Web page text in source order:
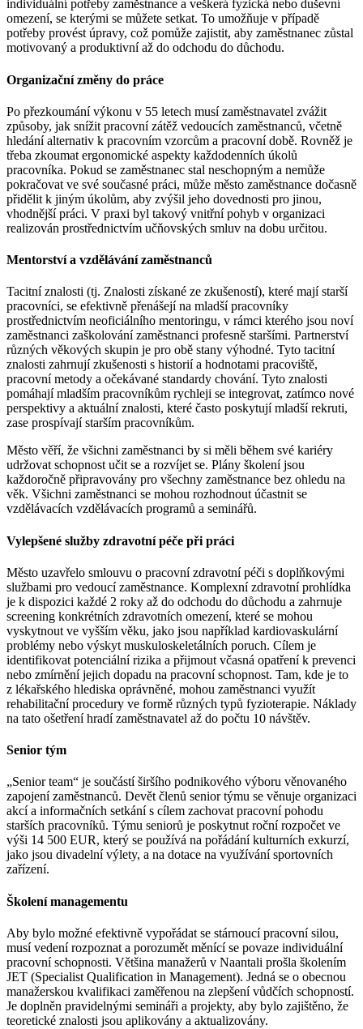
individuální potřeby zaměstnance a veškerá fyzická nebo duševní
omezení, se kterými se můžete setkat. To umožňuje v případě
potřeby provést úpravy, což pomůže zajistit, aby zaměstnanec zůstal
motivovaný a produktivní až do odchodu do důchodu.
Organizační změny do práce
Po přezkoumání výkonu v 55 letech musí zaměstnavatel zvážit
způsoby, jak snížit pracovní zátěž vedoucích zaměstnanců, včetně
hledání alternativ k pracovním vzorcům a pracovní době. Rovněž je
třeba zkoumat ergonomické aspekty každodenních úkolů
pracovníka. Pokud se zaměstnanec stal neschopným a nemůže
pokračovat ve své současné práci, může město zaměstnance dočasně
přidělit k jiným úkolům, aby zvýšil jeho dovednosti pro jinou,
vhodnější práci. V praxi byl takový vnitřní pohyb v organizaci
realizován prostřednictvím učňovských smluv na dobu určitou.
Mentorství a vzdělávání zaměstnanců
Tacitní znalosti (tj. Znalosti získané ze zkušeností), které mají starší
pracovníci, se efektivně přenášejí na mladší pracovníky
prostřednictvím neoficiálního mentoringu, v rámci kterého jsou noví
zaměstnanci zaškolování zaměstnanci profesně staršími. Partnerství
různých věkových skupin je pro obě stany výhodné. Tyto tacitní
znalosti zahrnují zkušenosti s historií a hodnotami pracoviště,
pracovní metody a očekávané standardy chování. Tyto znalosti
pomáhají mladším pracovníkům rychleji se integrovat, zatímco nové
perspektivy a aktuální znalosti, které často poskytují mladší rekruti,
zase prospívají starším pracovníkům.
Město věří, že všichni zaměstnanci by si měli během své kariéry
udržovat schopnost učit se a rozvíjet se. Plány školení jsou
každoročně připravovány pro všechny zaměstnance bez ohledu na
věk. Všichni zaměstnanci se mohou rozhodnout účastnit se
vzdělávacích vzdělávacích programů a seminářů.
Vylepšené služby zdravotní péče při práci
Město uzavřelo smlouvu o pracovní zdravotní péči s doplňkovými
službami pro vedoucí zaměstnance. Komplexní zdravotní prohlídka
je k dispozici každé 2 roky až do odchodu do důchodu a zahrnuje
screening konkrétních zdravotních omezení, které se mohou
vyskytnout ve vyšším věku, jako jsou například kardiovaskulární
problémy nebo výskyt muskuloskeletálních poruch. Cílem je
identifikovat potenciální rizika a přijmout včasná opatření k prevenci
nebo zmírnění jejich dopadu na pracovní schopnost. Tam, kde je to
z lékařského hlediska oprávněné, mohou zaměstnanci využít
rehabilitační procedury ve formě různých typů fyzioterapie. Náklady
na tato ošetření hradí zaměstnavatel až do počtu 10 návštěv.
Senior tým
„Senior team“ je součástí širšího podnikového výboru věnovaného
zapojení zaměstnanců. Devět členů senior týmu se věnuje organizaci
akcí a informačních setkání s cílem zachovat pracovní pohodu
starších pracovníků. Týmu seniorů je poskytnut roční rozpočet ve
výši 14 500 EUR, který se používá na pořádání kulturních exkurzí,
jako jsou divadelní výlety, a na dotace na využívání sportovních
zařízení.
Školení managementu
Aby bylo možné efektivně vypořádat se stárnoucí pracovní silou,
musí vedení rozpoznat a porozumět měnící se povaze individuální
pracovní schopnosti. Většina manažerů v Naantali prošla školením
JET (Specialist Qualification in Management). Jedná se o obecnou
manažerskou kvalifikaci zaměřenou na zlepšení vůdčích schopností.
Je doplněn pravidelnými semináři a projekty, aby bylo zajištěno, že
teoretické znalosti jsou aplikovány a aktualizovány.